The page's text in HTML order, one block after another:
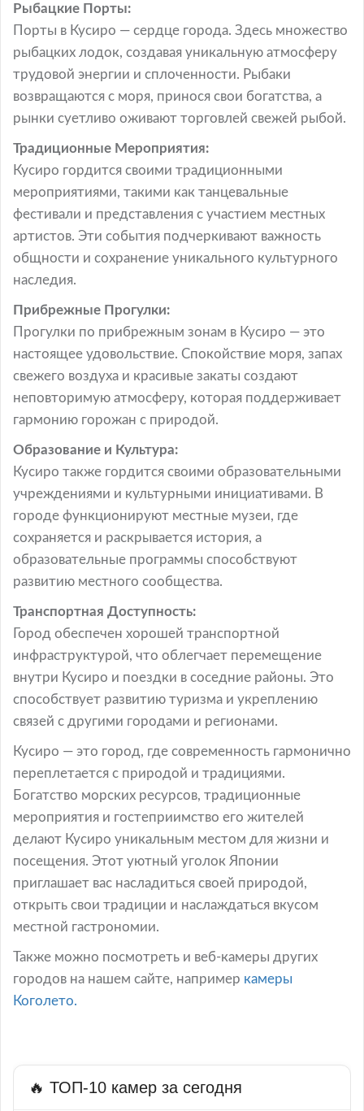
Рыбацкие Порты:
Порты в Кусиро — сердце города. Здесь множество
рыбацких лодок, создавая уникальную атмосферу
трудовой энергии и сплоченности. Рыбаки
возвращаются с моря, принося свои богатства, а
рынки суетливо оживают торговлей свежей рыбой.
Традиционные Мероприятия:
Кусиро гордится своими традиционными
мероприятиями, такими как танцевальные
фестивали и представления с участием местных
артистов. Эти события подчеркивают важность
общности и сохранение уникального культурного
наследия.
Прибрежные Прогулки:
Прогулки по прибрежным зонам в Кусиро — это
настоящее удовольствие. Спокойствие моря, запах
свежего воздуха и красивые закаты создают
неповторимую атмосферу, которая поддерживает
гармонию горожан с природой.
Образование и Культура:
Кусиро также гордится своими образовательными
учреждениями и культурными инициативами. В
городе функционируют местные музеи, где
сохраняется и раскрывается история, а
образовательные программы способствуют
развитию местного сообщества.
Транспортная Доступность:
Город обеспечен хорошей транспортной
инфраструктурой, что облегчает перемещение
внутри Кусиро и поездки в соседние районы. Это
способствует развитию туризма и укреплению
связей с другими городами и регионами.
Кусиро — это город, где современность гармонично
переплетается с природой и традициями.
Богатство морских ресурсов, традиционные
мероприятия и гостеприимство его жителей
делают Кусиро уникальным местом для жизни и
посещения. Этот уютный уголок Японии
приглашает вас насладиться своей природой,
открыть свои традиции и наслаждаться вкусом
местной гастрономии.
Также можно посмотреть и веб-камеры других
городов на нашем сайте, например камеры
Коголето.
🔥 ТОП-10 камер за сегодня